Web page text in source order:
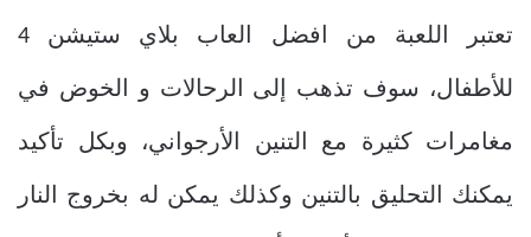
تعتبر اللعبة من افضل العاب بلاي ستيشن 4
للأطفال، سوف تذهب إلى الرحالات و الخوض في
مغامرات كثيرة مع التنين الأرجواني، وبكل تأكيد
يمكنك التحليق بالتنين وكذلك يمكن له بخروج النار